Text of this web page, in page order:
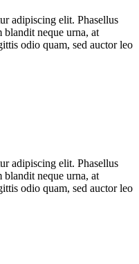
adipiscing elit. Phasellus
blandit neque urna, at
odio quam, sed auctor leo
adipiscing elit. Phasellus
blandit neque urna, at
odio quam, sed auctor leo